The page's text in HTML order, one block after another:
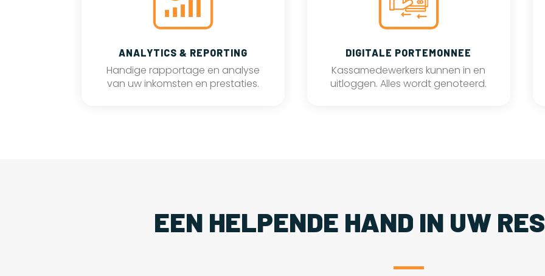
ANALYTICS & REPORTING
Handige rapportage en analyse
van uw inkomsten en prestaties.
DIGITALE PORTEMONNEE
Kassamedewerkers kunnen in en
uitloggen. Alles wordt genoteerd.
EEN HELPENDE HAND IN UW